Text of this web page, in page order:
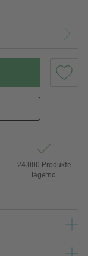
24.000 Produkte
lagernd